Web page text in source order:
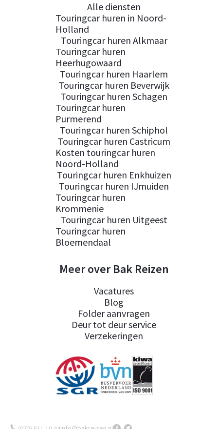
Alle diensten
Touringcar huren in Noord-
Holland
Touringcar huren Alkmaar
Touringcar huren
Heerhugowaard
Touringcar huren Haarlem
Touringcar huren Beverwijk
Touringcar huren Schagen
Touringcar huren
Purmerend
Touringcar huren Schiphol
Touringcar huren Castricum
Kosten touringcar huren
Noord-Holland
Touringcar huren Enkhuizen
Touringcar huren IJmuiden
Touringcar huren
Krommenie
Touringcar huren Uitgeest
Touringcar huren
Bloemendaal
Meer over Bak Reizen
Vacatures
Blog
Folder aanvragen
Deur tot deur service
Verzekeringen